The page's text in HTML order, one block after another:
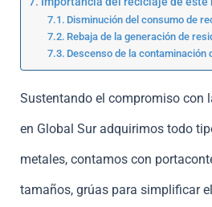
Disminución del consumo de
Rebaja de la generación de
Descenso de la contaminación
Sustentando el compromiso con
en Global Sur adquirimos todo
metales, contamos con
tamaños, grúas para simplificar